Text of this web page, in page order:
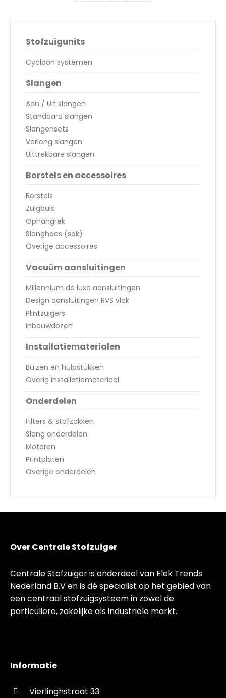
Stofzuigunits
Cycloon systemen
Slangen
Aan / Uit slangen
Standaard slangen
Slangensets
Verleng slangen
Uittrekbare slangen
Borstels en accessoires
Borstels
Zuigbuis
Ophangrek
Slanghoes (sok)
Overige accessoires
Vacuüm aansluitingen
Millennium de luxe aansluitingen
Design aansluitingen RVS vlak
Plintzuigers
Inbouwdozen
Installatiematerialen
Buizen en hulpstukken
Overig installatiemateriaal
Onderdelen
Filters & stofzakken
Slang onderdelen
Motoren
Printplaten
Overige onderdelen
Over Centrale Stofzuiger
Centrale Stofzuiger is onderdeel van Elek Trends
Nederland B.V en is dé specialist op het gebied van
een centraal stofzuigsysteem in zowel de
particuliere, zakelijke als industriële markt.
Informatie
Vierlinghstraat 33